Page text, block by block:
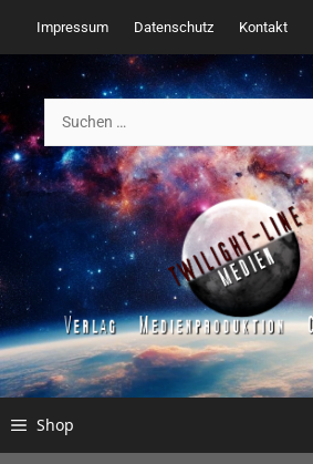
Inhalt
springen
Impressum Datenschutz Kontakt
nach:
Shop